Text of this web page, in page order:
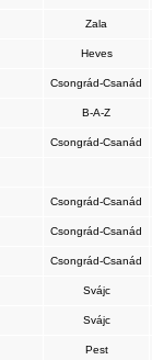
Zala
Heves
Csongrád-Csanád
B-A-Z
Csongrád-Csanád
Csongrád-Csanád
Csongrád-Csanád
Csongrád-Csanád
Svájc
Svájc
Pest